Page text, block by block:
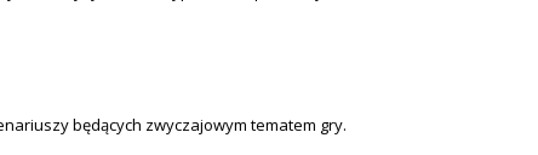
będących zwyczajowym tematem gry.